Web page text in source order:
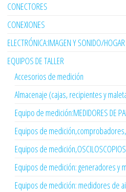
CONECTORES
CONEXIONES
ELECTRÓNICA:IMAGEN Y SONIDO/
EQUIPOS DE TALLER
Accesorios de medición
Almacenaje (cajas, recipientes y
Equipo de medición:MEDIDORES DE
Equipos de
Equipos de medición,OSCILOSCOPIOS
Equipos de medición: generadores y
Equipos de medición: medidores de